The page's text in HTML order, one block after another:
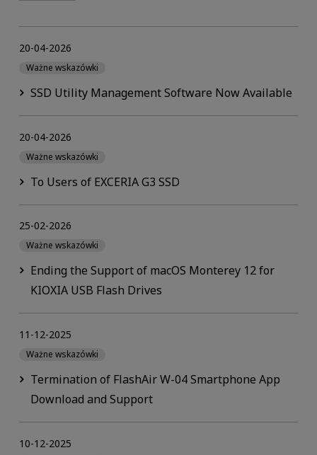
SSD Utility Management Software Now Available
20-04-2026
Ważne wskazówki
To Users of EXCERIA G3 SSD
20-04-2026
Ważne wskazówki
Ending the Support of macOS Monterey 12 for
KIOXIA USB Flash Drives
25-02-2026
Ważne wskazówki
Termination of FlashAir W-04 Smartphone App
Download and Support
11-12-2025
Ważne wskazówki
10-12-2025